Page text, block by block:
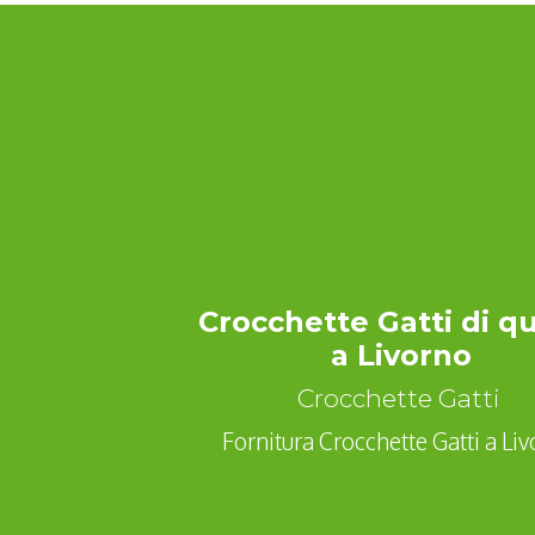
Crocchette Gatti di
a Livorno
Crocchette Gatti
Fornitura Crocchette Gatti a